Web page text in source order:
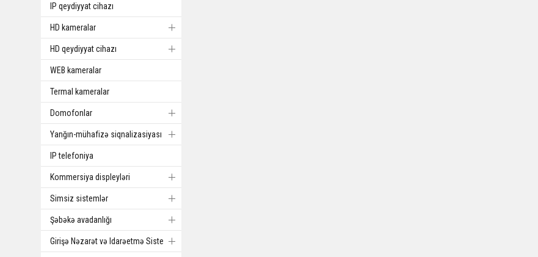
IP qeydiyyat cihazı
HD kameralar
HD qeydiyyat cihazı
WEB kameralar
Termal kameralar
Domofonlar
Yanğın-mühafizə siqnalizasiyası
IP telefoniya
Kommersiya displeyləri
Simsiz sistemlər
Şəbəkə avadanlığı
Girişə Nəzarət və Idarəetmə Sistemi